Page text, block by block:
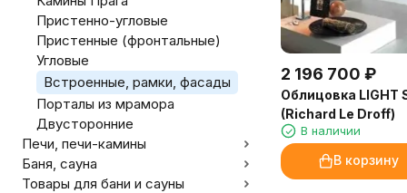
2 196 700 ₽
Облицовка LIGHT
(Richard Le Droff)
В наличии
В корзину
Пристенно-угловые
Пристенные (фронтальные)
Угловые
Встроенные, рамки, фасады
Порталы из мрамора
Двусторонние
Печи, печи-камины
Баня, сауна
Товары для бани и сауны